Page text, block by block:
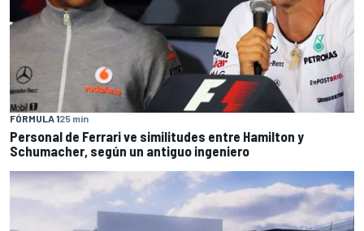
FÓRMULA 125 min
Personal de Ferrari ve similitudes entre Hamilton y
Schumacher, según un antiguo ingeniero